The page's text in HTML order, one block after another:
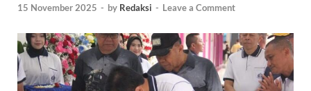
15 November 2025 - by Redaksi - Leave a Comment